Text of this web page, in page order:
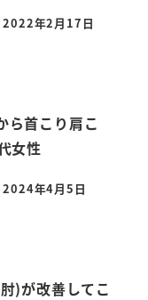
投稿日
2022年2月17日
ら首こり肩こ
女性
投稿日
2024年4月5日
)が改善してこ